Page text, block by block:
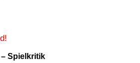
Spielkritik